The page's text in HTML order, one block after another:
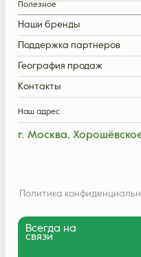
Полезное
Наши бренды
Поддержка партнеров
География продаж
Контакты
Политика
Наш адрес
г. Москва,
Всегда на
связи